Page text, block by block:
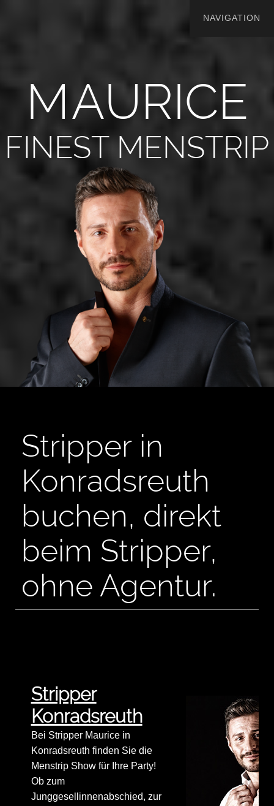
MAURICE
FINEST MENSTRIP
Stripper in
Konradsreuth
buchen, direkt
beim Stripper,
ohne Agentur.
Stripper
Konradsreuth
Bei Stripper Maurice in
Konradsreuth finden Sie die
Menstrip Show für Ihre Party!
Ob zum
Junggesellinnenabschied, zur